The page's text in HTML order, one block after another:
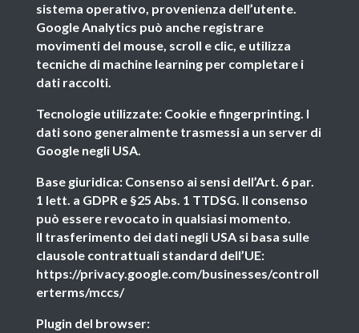
sistema operativo, provenienza dell’utente.
Google Analytics può anche registrare
movimenti del mouse, scroll e clic, e utilizza
tecniche di machine learning per completare i
dati raccolti.
Tecnologie utilizzate: Cookie e fingerprinting. I
dati sono generalmente trasmessi a un server di
Google negli USA.
Base giuridica: Consenso ai sensi dell’Art. 6 par.
1 lett. a GDPR e §25 Abs. 1 TTDSG. Il consenso
può essere revocato in qualsiasi momento.
Il trasferimento dei dati negli USA si basa sulle
clausole contrattuali standard dell’UE:
https://privacy.google.com/businesses/controll
erterms/mccs/
Plugin del browser: